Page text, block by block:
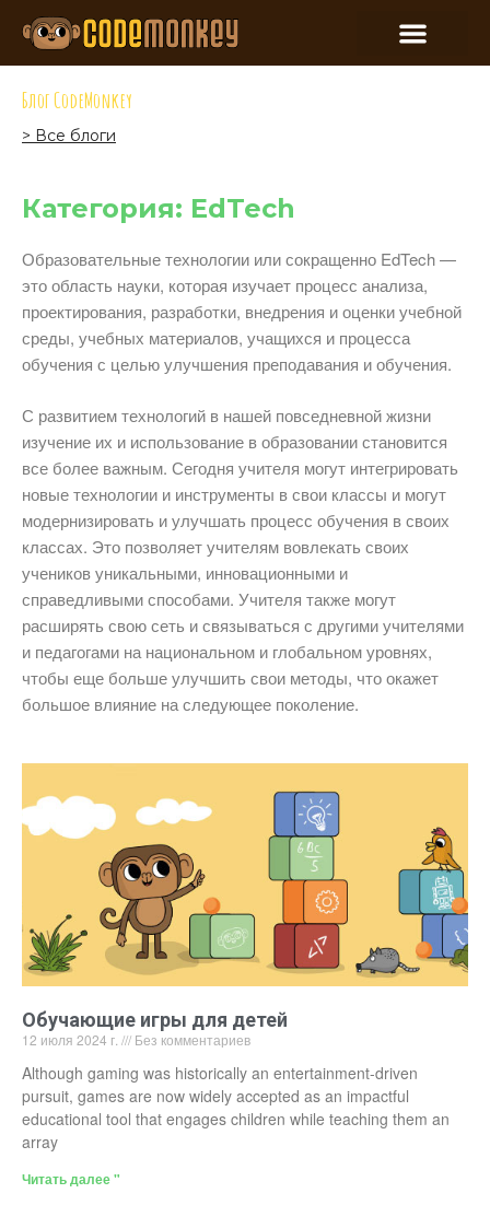
Блог CodeMonkey
> Все блоги
Категория: EdTech
Образовательные технологии или сокращенно EdTech —
это область науки, которая изучает процесс анализа,
проектирования, разработки, внедрения и оценки учебной
среды, учебных материалов, учащихся и процесса
обучения с целью улучшения преподавания и обучения.
С развитием технологий в нашей повседневной жизни
изучение их и использование в образовании становится
все более важным. Сегодня учителя могут интегрировать
новые технологии и инструменты в свои классы и могут
модернизировать и улучшать процесс обучения в своих
классах. Это позволяет учителям вовлекать своих
учеников уникальными, инновационными и
справедливыми способами. Учителя также могут
расширять свою сеть и связываться с другими учителями
и педагогами на национальном и глобальном уровнях,
чтобы еще больше улучшить свои методы, что окажет
большое влияние на следующее поколение.
Обучающие игры для детей
12 июля 2024 г. Без комментариев
Although gaming was historically an entertainment-driven
pursuit, games are now widely accepted as an impactful
educational tool that engages children while teaching them an
array
Читать далее "